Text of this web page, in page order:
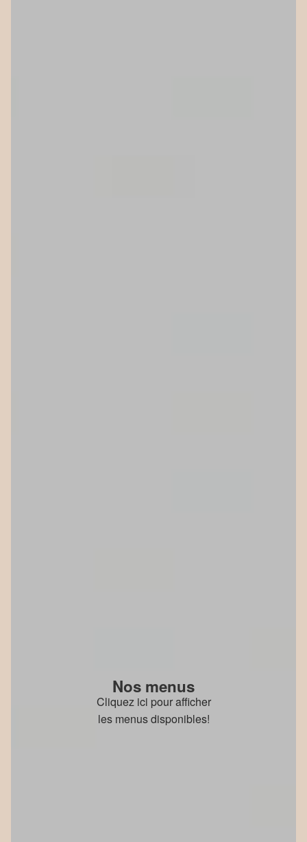
Nos menus
Cliquez ici pour afficher
les menus disponibles!